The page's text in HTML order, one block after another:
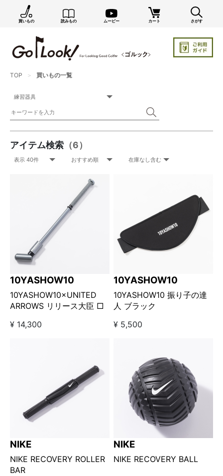
買いもの 読みもの ムービー カート さがす
TOP 買いもの一覧
アイテム検索 （6）
10YASHOW10
10YASHOW10×UNITED
ARROWS リリース大臣 □
¥ 14,300
10YASHOW10
10YASHOW10 振り子の達
人 ブラック
¥ 5,500
NIKE
NIKE RECOVERY ROLLER
BAR
NIKE
NIKE RECOVERY BALL